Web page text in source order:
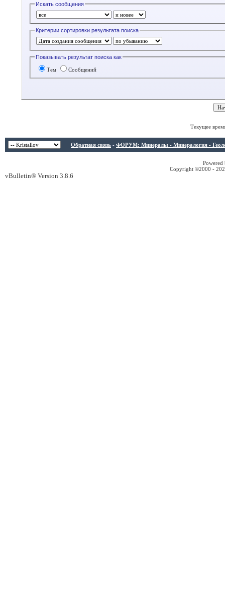
Искать сообщения
Критерии сортировки результата поиска
Показывать результат поиска как
Тем Сообщений
Текущее
Обратная связь - ФОРУМ: Минералы - Минералогия -
Copyright ©2000 -
vBulletin® Version 3.8.6